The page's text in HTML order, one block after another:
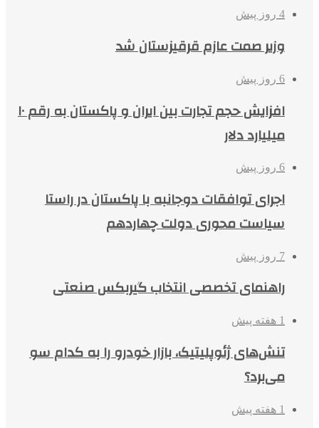
4 روز پیش
وزیر صمت عازم قرقیزستان شد
6 روز پیش
افزایش حجم تجارت بین ایران و پاکستان به رقم ۱۰
میلیارد دلار
6 روز پیش
اجرای توافقات دوجانبه با پاکستان در راستا
سیاست محوری دولت چهاردهم
7 روز پیش
راهنمای تخصصی انتخاب گیربکس صنعتی
1 هفته پیش
تنش‌های ژئوپلیتیک، بازار خودرو را به کدام سو
می‌برد؟
1 هفته پیش